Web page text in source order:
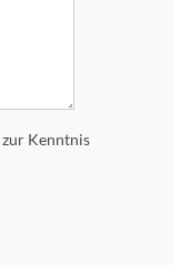
zur Kenntnis